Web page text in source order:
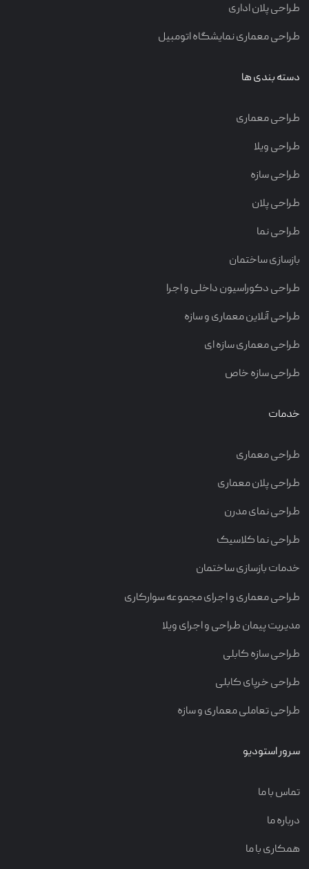
طراحی پلان اداری
طراحی معماری نمایشگاه اتومبیل
دسته بندی ها
طراحی معماری
طراحی ویلا
طراحی سازه
طراحی پلان
طراحی نما
بازسازی ساختمان
طراحی دکوراسیون داخلی و اجرا
طراحی آنلاین معماری و سازه
طراحی معماری سازه ای
طراحی سازه خاص
خدمات
طراحی معماری
طراحی پلان معماری
طراحی نمای مدرن
طراحی نما کلاسیک
خدمات بازسازی ساختمان
طراحی معماری و اجرای مجموعه سوارکاری
مدیریت پیمان طراحی و اجرای ویلا
طراحی سازه کابلی
طراحی خرپای کابلی
طراحی تعاملی معماری و سازه
سرور استودیو
تماس با ما
درباره ما
همکاری با ما